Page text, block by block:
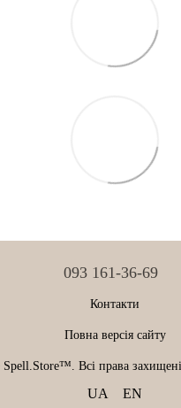
093 161-36-69
Контакти
Повна версія сайту
Spell.Store™. Всі права
UA EN